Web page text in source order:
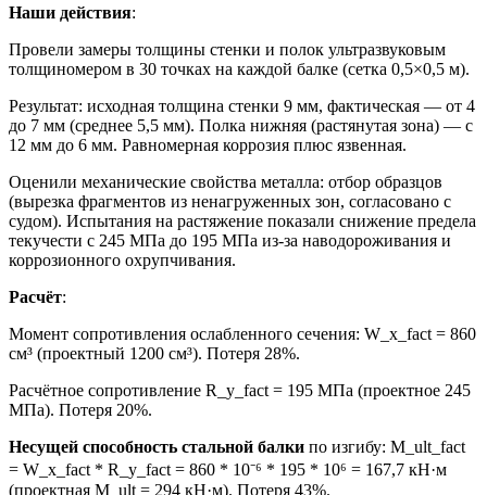
Наши действия:
Провели замеры толщины стенки и полок ультразвуковым
толщиномером в 30 точках на каждой балке (сетка 0,5×0,5 м).
Результат: исходная толщина стенки 9 мм, фактическая — от 4
до 7 мм (среднее 5,5 мм). Полка нижняя (растянутая зона) — с
12 мм до 6 мм. Равномерная коррозия плюс язвенная.
Оценили механические свойства металла: отбор образцов
(вырезка фрагментов из ненагруженных зон, согласовано с
судом). Испытания на растяжение показали снижение предела
текучести с 245 МПа до 195 МПа из-за наводороживания и
коррозионного охрупчивания.
Расчёт:
Момент сопротивления ослабленного сечения: W_x_fact = 860
см³ (проектный 1200 см³). Потеря 28%.
Расчётное сопротивление R_y_fact = 195 МПа (проектное 245
МПа). Потеря 20%.
Несущей способность стальной балки по изгибу: M_ult_fact
= W_x_fact * R_y_fact = 860 * 10⁻⁶ * 195 * 10⁶ = 167,7 кН·м
(проектная M_ult = 294 кН·м). Потеря 43%.